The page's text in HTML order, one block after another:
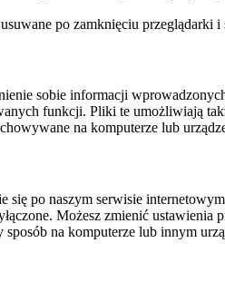
po zamknięciu
sobie informacji
funkcji. Pliki te umożliwiają
na komputerze lub
po naszym serwisie
Możesz zmienić
na komputerze lub innym